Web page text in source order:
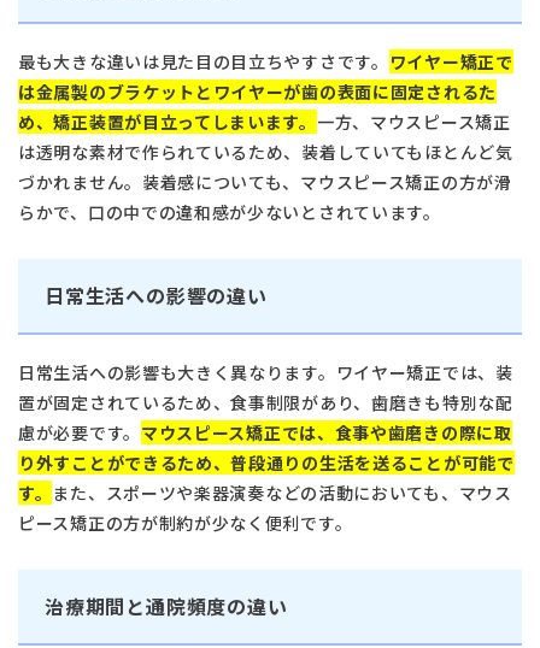
最も大きな違いは見た目の目立ちやすさです。 ワイヤー矯正で
は金属製のブラケットとワイヤーが歯の表面に固定されるた
め、矯正装置が目立ってしまいます。 一方、マウスピース矯正
は透明な素材で作られているため、装着していてもほとんど気
づかれません。装着感についても、マウスピース矯正の方が滑
らかで、口の中での違和感が少ないとされています。
日常生活への影響の違い
日常生活への影響も大きく異なります。ワイヤー矯正では、装
置が固定されているため、食事制限があり、歯磨きも特別な配
慮が必要です。 マウスピース矯正では、食事や歯磨きの際に取
り外すことができるため、普段通りの生活を送ることが可能で
す。 また、スポーツや楽器演奏などの活動においても、マウス
ピース矯正の方が制約が少なく便利です。
治療期間と通院頻度の違い